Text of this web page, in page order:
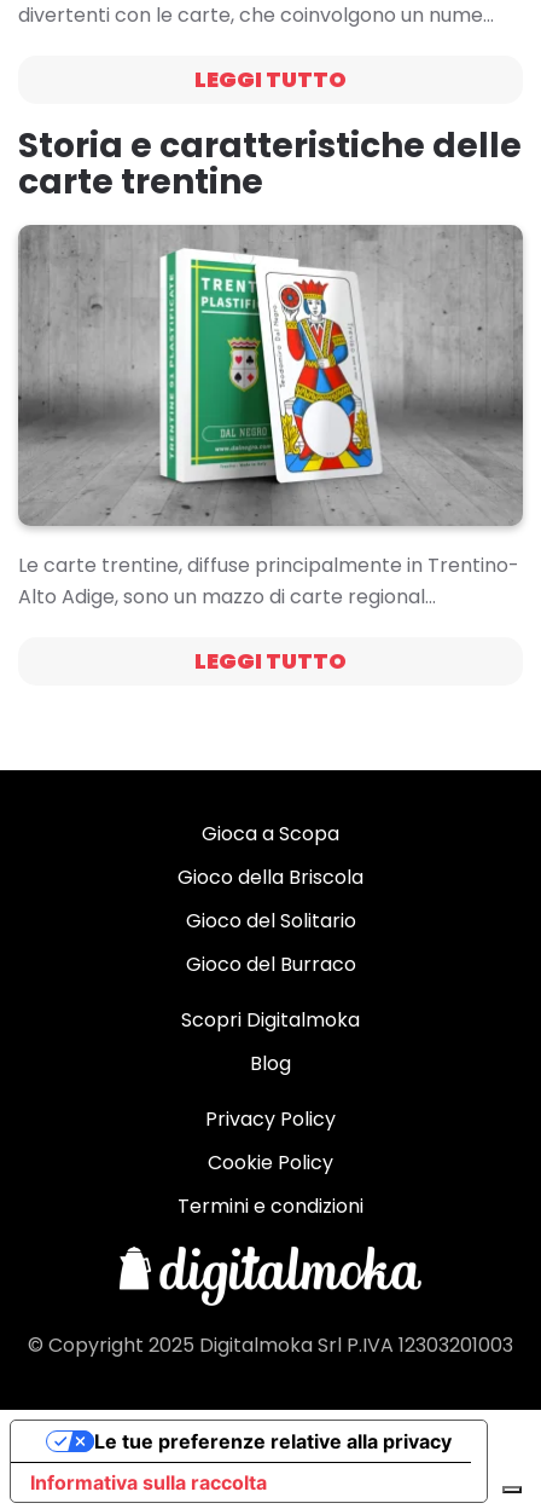
divertenti con le carte, che coinvolgono un nume…
LEGGI TUTTO
Storia e caratteristiche delle
carte trentine
Le carte trentine, diffuse principalmente in Trentino-
Alto Adige, sono un mazzo di carte regional…
LEGGI TUTTO
Gioca a Scopa
Gioco della Briscola
Gioco del Solitario
Gioco del Burraco
Scopri Digitalmoka
Blog
Privacy Policy
Cookie Policy
Termini e condizioni
© Copyright 2025 Digitalmoka Srl P.IVA 12303201003
Informativa sulla raccolta
Le tue preferenze relative alla privacy